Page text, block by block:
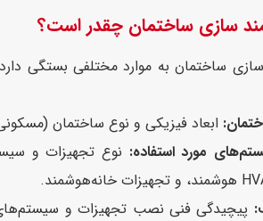
سازی ساختمان چقدر است؟
ساختمان به موارد مختلفی بستگی
ابعاد فیزیکی و نوع ساختمان
مورد استفاده: نوع تجهیزات و
پیچیدگی فنی نصب تجهیزات و